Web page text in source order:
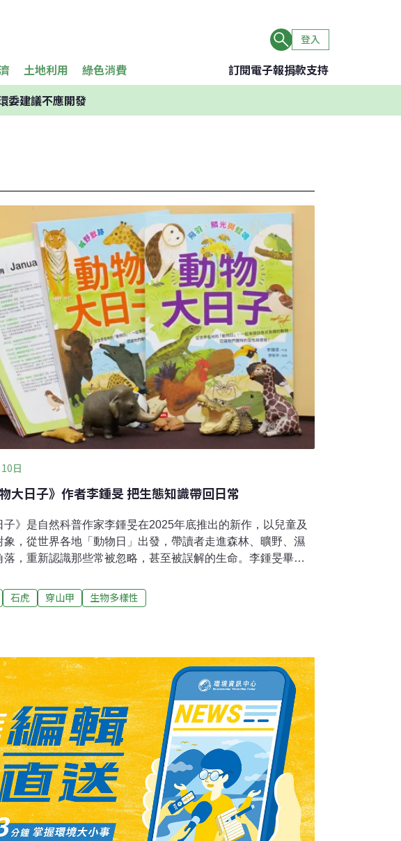
登入
土地利用 綠色消費 訂閱電子報捐款支持
委建議不應開發
日
大日子》作者李鍾旻 把生態知識帶回日常
子》是自然科普作家李鍾旻在2025年底推出的新作，以兒童及
象，從世界各地「動物日」出發，帶讀者走進森林、曠野、濕
落，重新認識那些常被忽略，甚至被誤解的生命。李鍾旻畢業
近的文字。這套書歷經多年連載與修訂，結合作者影像與敘
天、一種動物、一個提問」成為理解生態的入口。對李鍾旻來
的生存處境、牠與人類的關係，以及我們是否願意換一個角度
動物大日子》的起點，並非一開始就以「套書」規模被計畫出
回憶，七、八年前他曾打算以「認識城市裡的動植物」為題材
書，卻一度找不到合適的出版合作。幾年後在機緣下，受《小
刊主編所邀撰寫動物專
石虎 穿山甲 生物多樣性